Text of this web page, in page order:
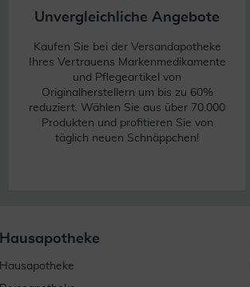
Unvergleichliche Angebote
Kaufen Sie bei der Versandapotheke
Ihres Vertrauens Markenmedikamente
und Pflegeartikel von
Originalherstellern um bis zu 60%
reduziert. Wählen Sie aus über 70.000
Produkten und profitieren Sie von
täglich neuen Schnäppchen!
Hausapotheke
Hausapotheke